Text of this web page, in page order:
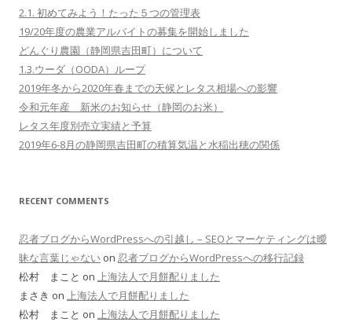
2.1. 初めてみよう！たった５つの管理表
19/20年度の農業アルバイトの募集を開始しました
どんぐり農園（静岡県吉田町）について
1.3.ウーダ（OODA）ループ
2019年冬から2020年春までの天候とレタス相場への影響
令和元年産 新米のお知らせ（静岡のお米）
レタス年度別売立実績と予算
2019年6-8月の静岡県吉田町の積算気温と水稲出穂の関係
RECENT COMMENTS
忍者ブログからWordPressへの引越し – SEOとマーケティングは曖
昧な言葉じゃない on 忍者ブログからWordPressへの移行記録
松村 まこと on 上海法人で月餅配りました
まさき on 上海法人で月餅配りました
松村 まこと on 上海法人で月餅配りました